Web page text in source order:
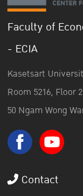
Faculty of
- ECIA
Kasetsart
Room 5216, Floor
50 Ngam Wong
Contact